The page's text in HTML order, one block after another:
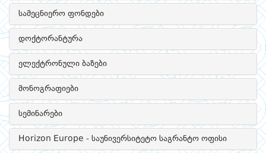
სამეცნიერო ფონდები
დოქტორანტურა
ელექტრონული ბაზები
მონოგრაფიები
სემინარები
Horizon Europe - საუნივერსიტეტო საგრანტო ოფისი